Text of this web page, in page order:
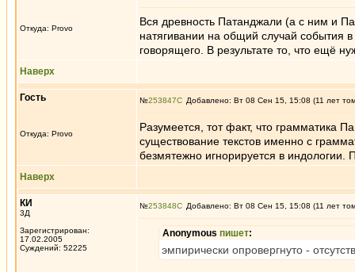
Откуда: Provo
Вся древность Патанджали (а с ним и
натягивании на общий случай события
говорящего. В результате то, что ещё
Наверх
Гость
Откуда: Provo
№253847 Добавлено: Вт 08 Сен 15, 15:08 (11 лет
Разумеется, тот факт, что грамматика
существование текстов именно с
безмятежно игнорируется в индологии.
Наверх
КИ
3Д
Зарегистрирован:
17.02.2005
Суждений: 52225
№253848 Добавлено: Вт 08 Сен 15, 15:08 (11 лет
Anonymous пишет:
эмпирически опровергнуто -